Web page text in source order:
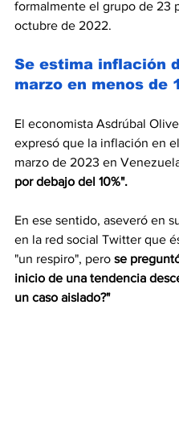
formalmente el grupo de 23
octubre de 2022.
Se estima inflación
marzo en menos de
El economista Asdrúbal
expresó que la inflación en
marzo de 2023 en
por debajo del 10%".
En ese sentido, aseveró en
en la red social Twitter que
"un respiro", pero se
inicio de una tendencia
un caso aislado?"